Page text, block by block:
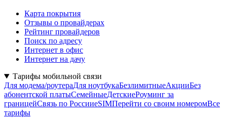
Карта покрытия
Отзывы о провайдерах
Рейтинг провайдеров
Поиск по адресу
Интернет в офис
Интернет на дачу
Тарифы мобильной связи
Для модема/роутераДля ноутбукаБезлимитныеАкцииБез
абонентской платыСемейныеДетскиеРоуминг за
границейСвязь по РоссииeSIMПерейти со своим номеромВсе
тарифы